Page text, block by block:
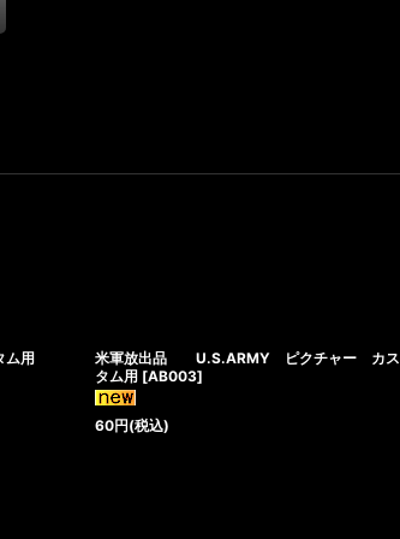
用
米軍放出品 U.S.ARMY ピクチャー カス
タム用 [AB003]
60円(税込)